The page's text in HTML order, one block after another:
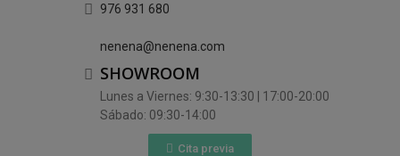
976 931 680
nenena@nenena.com
SHOWROOM
Lunes a Viernes: 9:30-13:30 | 17:00-20:00
Sábado: 09:30-14:00
Cita previa